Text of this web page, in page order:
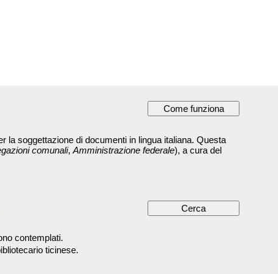
la soggettazione di documenti in lingua italiana. Questa
comunali, Amministrazione federale), a cura del
contemplati.
ticinese.